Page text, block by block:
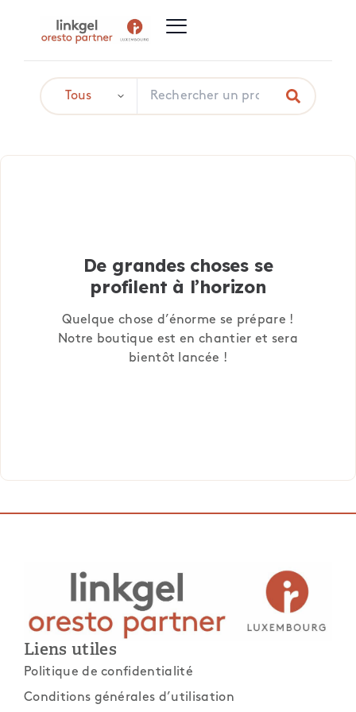
De grandes choses se
profilent à l’horizon
Quelque chose d’énorme se prépare !
Notre boutique est en chantier et sera
bientôt lancée !
Liens utiles
Politique de confidentialité
Conditions générales d’utilisation